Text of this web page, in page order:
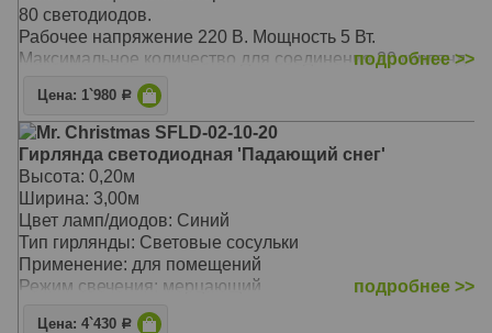
80 светодиодов.
Рабочее напряжение 220 В. Мощность 5 Вт.
Максимальное количество для соединения 20 гирлянд.
Для внутреннего и ограниченного наружнего
использования.
подробнее >>
Цена: 1`980 Р
Mr. Christmas SFLD-02-10-20
Гирлянда светодиодная 'Падающий снег'
Высота: 0,20м
Ширина: 3,00м
Цвет ламп/диодов: Синий
Тип гирлянды: Световые сосульки
Применение: для помещений
Режим свечения: мерцающий
подробнее >>
Цена: 4`430 Р